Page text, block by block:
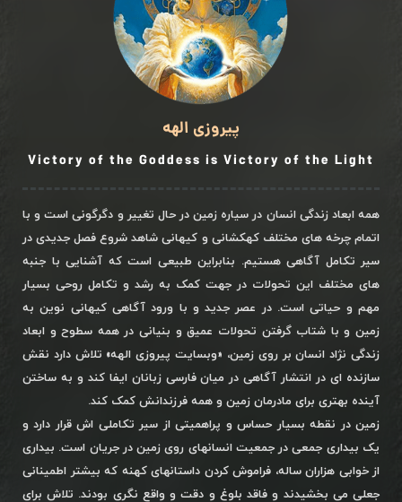
پیروزی الهه
Victory of the Goddess is Victory of the Light
همه ابعاد زندگی انسان در سیاره زمین در حال تغییر و دگرگونی است و با
اتمام چرخه های مختلف کهکشانی و کیهانی شاهد شروع فصل جدیدی در
سیر تکامل آگاهی هستیم. بنابراین طبیعی است که آشنایی با جنبه
های مختلف این تحولات در جهت کمک به رشد و تکامل روحی بسیار
مهم و حیاتی است. در عصر جدید و با ورود آگاهی کیهانی نوین به
زمین و با شتاب گرفتن تحولات عمیق و بنیانی در همه سطوح و ابعاد
زندگی نژاد انسان بر روی زمین، «وبسایت پیروزی الهه» تلاش دارد نقش
سازنده ای در انتشار آگاهی در میان فارسی زبانان ایفا کند و به ساختن
آینده بهتری برای مادرمان زمین و همه فرزندانش کمک کند.
زمین در نقطه بسیار حساس و پراهمیتی از سیر تکاملی اش قرار دارد و
یک بیداری جمعی در جمعیت انسانهای روی زمین در جریان است. بیداری
از خوابی هزاران ساله، فراموش کردن داستانهای کهنه که بیشتر اطمینانی
جعلی می بخشیدند و فاقد بلوغ و دقت و واقع نگری بودند. تلاش برای